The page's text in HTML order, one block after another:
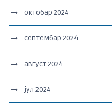
октобар 2024
септембар 2024
август 2024
јул 2024